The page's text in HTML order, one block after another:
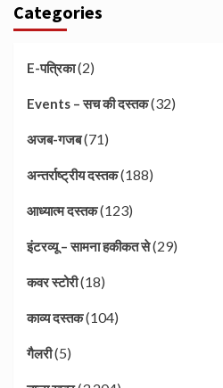
Categories
E-पत्रिका(2)
Events – सच की दस्तक(32)
अजब-गजब(71)
अन्तर्राष्ट्रीय दस्तक(188)
आध्यात्म दस्तक(123)
इंटरव्यू – सामना हकीकत से(29)
कवर स्टोरी(18)
काव्य दस्तक(104)
गैलरी(5)